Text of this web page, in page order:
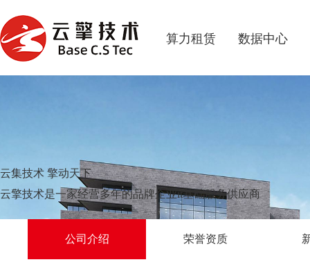
算力租赁 数据中心
云集技术 擎动天下
云擎技术是一家经营多年的品牌企业it基础服务供应商
公司介绍 荣誉资质